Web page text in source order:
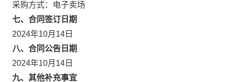
采购方式：电子卖场
七、合同签订日期
2024年10月14日
八、合同公告日期
2024年10月14日
九、其他补充事宜